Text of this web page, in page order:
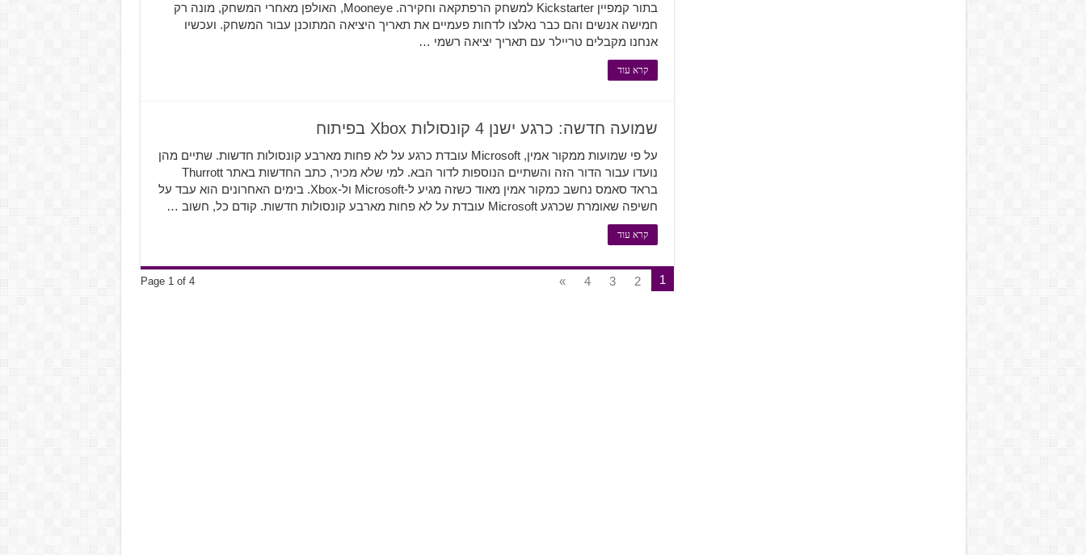
בתור קמפיין Kickstarter למשחק הרפתקאה וחקירה. Mooneye, האולפן מאחרי המשחק, מונה רק
חמישה אנשים והם כבר נאלצו לדחות פעמיים את תאריך היציאה המתוכנן עבור המשחק. ועכשיו
אנחנו מקבלים טריילר עם תאריך יציאה רשמי …
קרא עוד
שמועה חדשה: כרגע ישנן 4 קונסולות Xbox בפיתוח
על פי שמועות ממקור אמין, Microsoft עובדת כרגע על לא פחות מארבע קונסולות חדשות. שתיים מהן
נועדו עבור הדור הזה והשתיים הנוספות לדור הבא. למי שלא מכיר, כתב החדשות באתר Thurrott
בראד סאמס נחשב כמקור אמין מאוד כשזה מגיע ל-Microsoft ול-Xbox. בימים האחרונים הוא עבד על
חשיפה שאומרת שכרגע Microsoft עובדת על לא פחות מארבע קונסולות חדשות. קודם כל, חשוב …
קרא עוד
Page 1 of 4 1
2
3
4
»